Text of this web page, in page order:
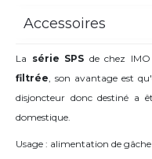
Accessoires
La série SPS de chez
filtrée, son avantage est
disjoncteur donc destiné a
domestique.
Usage : alimentation de